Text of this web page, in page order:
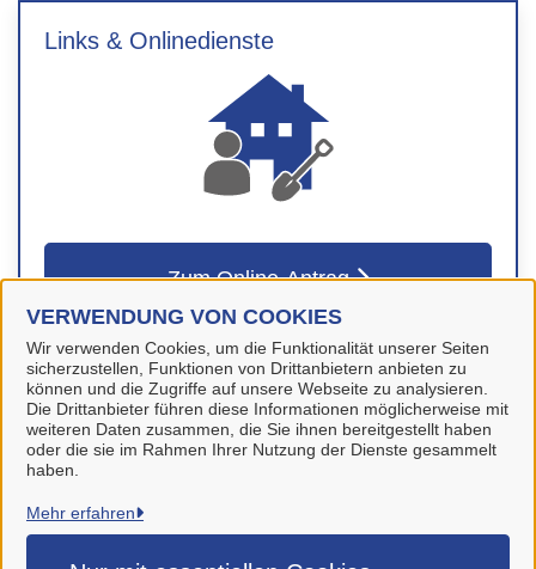
VERWENDUNG VON COOKIES
Wir verwenden Cookies, um die Funktionalität unserer Seiten
sicherzustellen, Funktionen von Drittanbietern anbieten zu
können und die Zugriffe auf unsere Webseite zu analysieren.
Die Drittanbieter führen diese Informationen möglicherweise mit
weiteren Daten zusammen, die Sie ihnen bereitgestellt haben
oder die sie im Rahmen Ihrer Nutzung der Dienste gesammelt
haben.
Mehr erfahren
Links & Onlinedienste
Zum Online-Antrag
Stadt Wolfenbüttel
Alle Rechte vorbehalten